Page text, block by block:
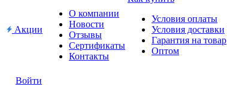
Акции
О компании
Новости
Отзывы
Сертификаты
Контакты
Условия оплаты
Условия доставки
Гарантия на товар
Оптом
Войти